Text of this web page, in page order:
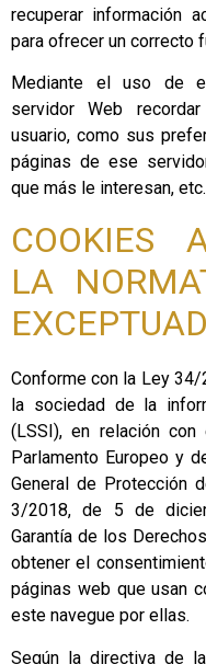
recuperar información
para ofrecer un correcto
Mediante el uso de
servidor Web
usuario, como sus
páginas de ese
que más le interesan, etc.
COOKIES
LA
Conforme con la Ley
la sociedad de la
(LSSI), en relación
Parlamento Europeo y
General de Protección
3/2018, de 5 de
Garantía de los
obtener el
páginas web que usan
este navegue por ellas.
Según la directiva de